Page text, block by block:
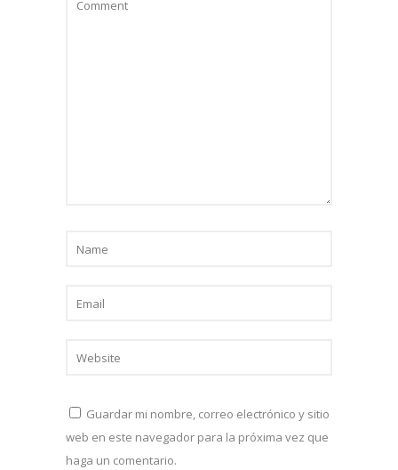
Guardar mi nombre, correo electrónico y sitio
web en este navegador para la próxima vez que
haga un comentario.